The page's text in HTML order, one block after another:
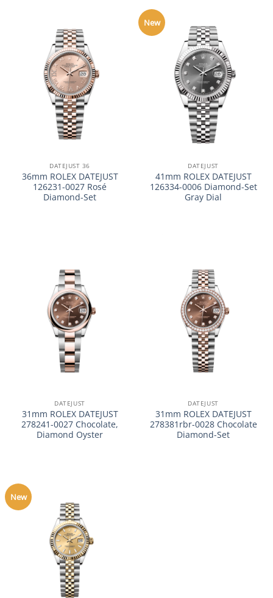
DATEJUST 36
36mm ROLEX DATEJUST
126231-0027 Rosé
Diamond-Set
New
DATEJUST
41mm ROLEX DATEJUST
126334-0006 Diamond-Set
Gray Dial
DATEJUST
31mm ROLEX DATEJUST
278241-0027 Chocolate,
Diamond Oyster
DATEJUST
31mm ROLEX DATEJUST
278381rbr-0028 Chocolate
Diamond-Set
New